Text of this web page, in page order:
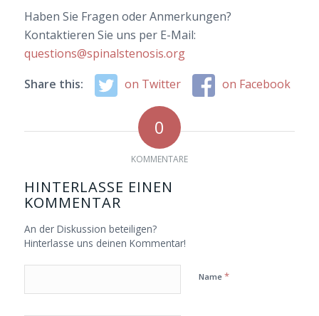
Haben Sie Fragen oder Anmerkungen?
Kontaktieren Sie uns per E-Mail:
questions@spinalstenosis.org
Share this:
on Twitter on Facebook
0
KOMMENTARE
HINTERLASSE EINEN
KOMMENTAR
An der Diskussion beteiligen?
Hinterlasse uns deinen Kommentar!
Name *